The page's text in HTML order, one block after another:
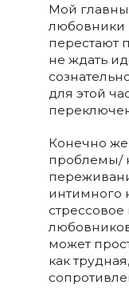
Мой
любовники
перестают
не ждать
для этой
Конечно же
проблемы/
интимного
может
как